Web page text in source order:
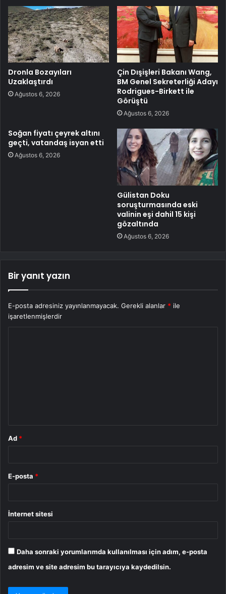
Dronla Bozayıları
Uzaklaştırdı
Ağustos 6, 2026
Çin Dışişleri Bakanı Wang,
BM Genel Sekreterliği Adayı
Rodrigues-Birkett ile
Görüştü
Ağustos 6, 2026
Soğan fiyatı çeyrek altını
geçti, vatandaş isyan etti
Ağustos 6, 2026
Gülistan Doku
soruşturmasında eski
valinin eşi dahil 15 kişi
gözaltında
Ağustos 6, 2026
Bir yanıt yazın
E-posta adresiniz yayınlanmayacak. Gerekli alanlar * ile
işaretlenmişlerdir
Ad *
E-posta *
İnternet sitesi
Daha sonraki yorumlarımda kullanılması için adım, e-posta
adresim ve site adresim bu tarayıcıya kaydedilsin.